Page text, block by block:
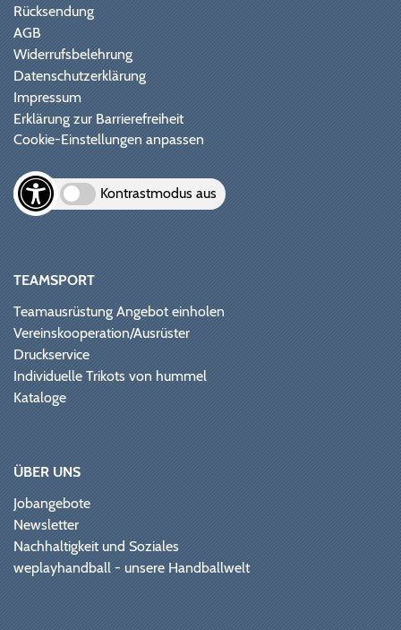
Rücksendung
AGB
Widerrufsbelehrung
Datenschutzerklärung
Impressum
Erklärung zur Barrierefreiheit
Cookie-Einstellungen anpassen
Kontrastmodus aus
TEAMSPORT
Teamausrüstung Angebot einholen
Vereinskooperation/Ausrüster
Druckservice
Individuelle Trikots von hummel
Kataloge
ÜBER UNS
Jobangebote
Newsletter
Nachhaltigkeit und Soziales
weplayhandball - unsere Handballwelt